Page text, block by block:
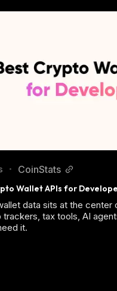
• CoinStats
Wallet APIs for
data sits at the center
trackers, tax tools, AI
it.